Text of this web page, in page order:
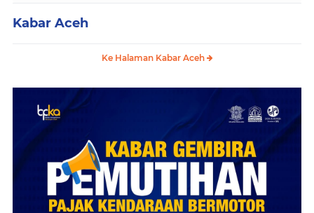
Kabar Aceh
Ke Halaman Kabar Aceh